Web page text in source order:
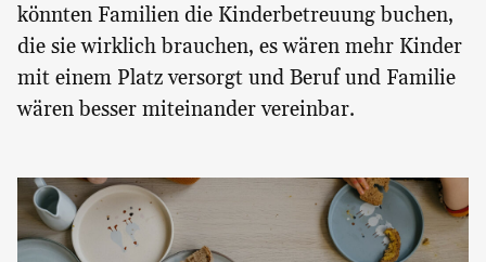
könnten Familien die Kinderbetreuung buchen,
die sie wirklich brauchen, es wären mehr Kinder
mit einem Platz versorgt und Beruf und Familie
wären besser miteinander vereinbar.